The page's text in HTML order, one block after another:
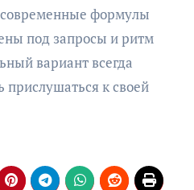
формулы
под запросы и ритм
вариант всегда
прислушаться к своей